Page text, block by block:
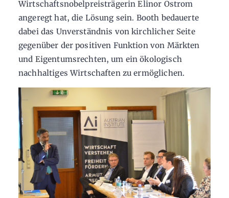
Wirtschaftsnobelpreisträgerin Elinor Ostrom
angeregt hat, die Lösung sein. Booth bedauerte
dabei das Unverständnis von kirchlicher Seite
gegenüber der positiven Funktion von Märkten
und Eigentumsrechten, um ein ökologisch
nachhaltiges Wirtschaften zu ermöglichen.